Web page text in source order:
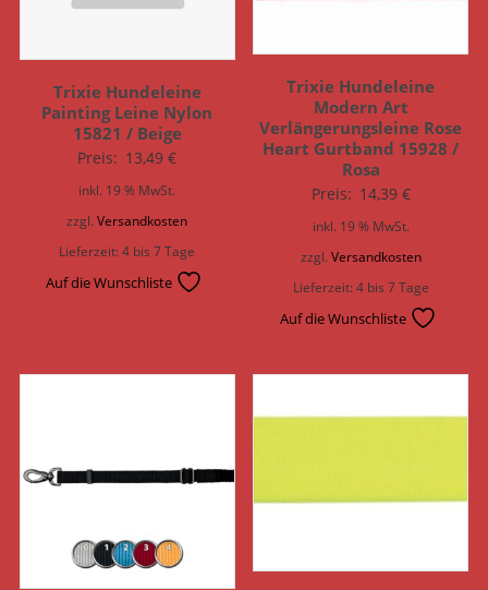
Trixie Hundeleine
Painting Leine Nylon
15821 / Beige
Preis: 13,49€
inkl. 19 % MwSt.
zzgl.Versandkosten
Lieferzeit:4 bis 7 Tage
Auf die Wunschliste
Trixie Hundeleine
Modern Art
Verlängerungsleine Rose
Heart Gurtband 15928 /
Rosa
Preis: 14,39 €
inkl. 19 % MwSt.
zzgl. Versandkosten
Lieferzeit:4 bis 7 Tage
Auf die Wunschliste